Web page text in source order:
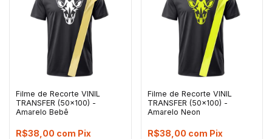
Filme de Recorte VINIL
TRANSFER (50x100) -
Amarelo Bebê
R$38,00 com Pix
Filme de Recorte VINIL
TRANSFER (50x100) -
Amarelo Neon
R$38,00 com Pix